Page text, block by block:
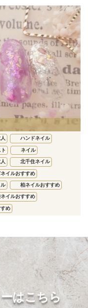
ハンドネイル
ネイル
北千住ネイル
イルおすすめ
柏ネイルおすすめ
イルおすすめ
め
はこちら